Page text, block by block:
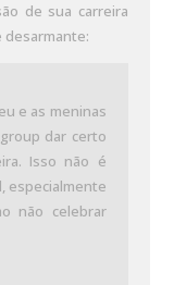
de sua carreira
desarmante:
e as meninas
dar certo
Isso não é
especialmente
não celebrar